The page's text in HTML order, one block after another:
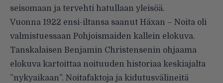
seisomaan ja tervehti hatullaan yleisöä.
Vuonna 1922 ensi-iltansa saanut Häxan – Noita oli
valmistuessaan Pohjoismaiden kallein elokuva.
Tanskalaisen Benjamin Christensenin ohjaama
elokuva kartoittaa noituuden historiaa keskiajalta
”nykyaikaan”. Noitafaktoja ja kidutusvälineitä